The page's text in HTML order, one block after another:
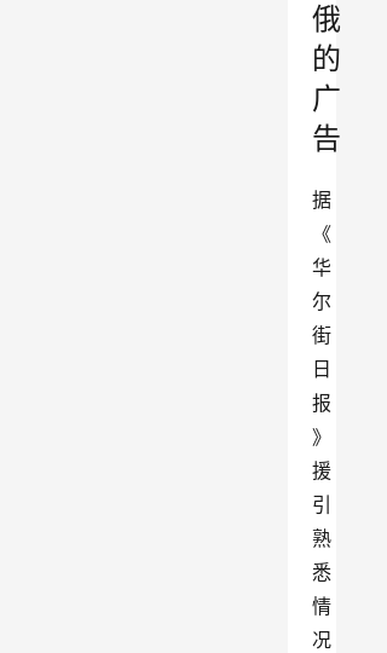
俄
的
广
告
据
《
华
尔
街
日
报
》
援
引
熟
悉
情
况